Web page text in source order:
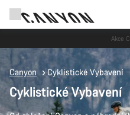
Ušetřete s
Canyon Cyklistické Vybavení
Cyklistické Vybavení